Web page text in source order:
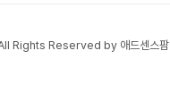
Rights Reserved by 애드센스팜